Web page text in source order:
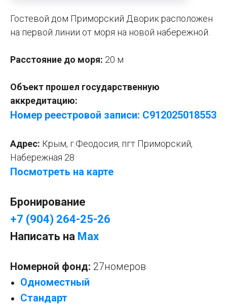
Гостевой дом Приморский Дворик расположен
на первой линии от моря на новой набережной.
Расстояние до моря: 20 м
Объект прошел государственную
аккредитацию:
Номер реестровой записи: С912025018553
Адрес: Крым, г.Феодосия, пгт Приморский,
Набережная 28
Посмотреть на карте
Бронирование
+7 (904) 264-25-26
Написать на Max
Номерной фонд: 27номеров
Одноместный
Стандарт